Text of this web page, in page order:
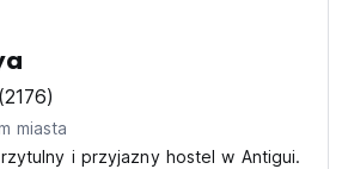
miasta
i przyjazny hostel w Antigui.